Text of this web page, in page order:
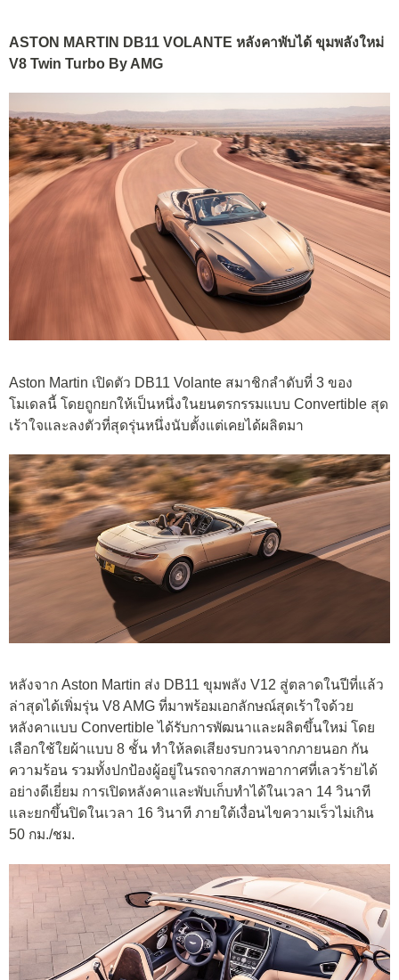
ASTON MARTIN DB11 VOLANTE หลังคาพับได้ ขุมพลังใหม่
V8 Twin Turbo By AMG
Aston Martin เปิดตัว DB11 Volante สมาชิกลำดับที่ 3 ของ
โมเดลนี้ โดยถูกยกให้เป็นหนึ่งในยนตรกรรมแบบ Convertible สุด
เร้าใจและลงตัวที่สุดรุ่นหนึ่งนับตั้งแต่เคยได้ผลิตมา
หลังจาก Aston Martin ส่ง DB11 ขุมพลัง V12 สู่ตลาดในปีที่แล้ว
ล่าสุดได้เพิ่มรุ่น V8 AMG ที่มาพร้อมเอกลักษณ์สุดเร้าใจด้วย
หลังคาแบบ Convertible ได้รับการพัฒนาและผลิตขึ้นใหม่ โดย
เลือกใช้ใยผ้าแบบ 8 ชั้น ทำให้ลดเสียงรบกวนจากภายนอก กัน
ความร้อน รวมทั้งปกป้องผู้อยู่ในรถจากสภาพอากาศที่เลวร้ายได้
อย่างดีเยี่ยม การเปิดหลังคาและพับเก็บทำได้ในเวลา 14 วินาที
และยกขึ้นปิดในเวลา 16 วินาที ภายใต้เงื่อนไขความเร็วไม่เกิน
50 กม./ชม.